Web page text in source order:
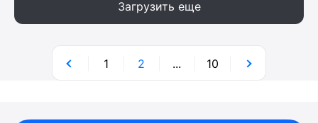
Загрузить еще
1 2 ... 10